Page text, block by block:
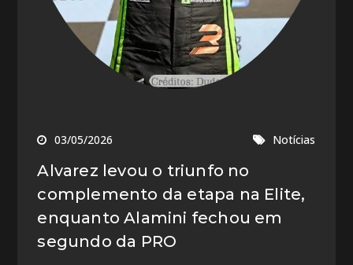
03/05/2026 Notícias
Alvarez levou o triunfo no
complemento da etapa na Elite,
enquanto Alamini fechou em
segundo da PRO